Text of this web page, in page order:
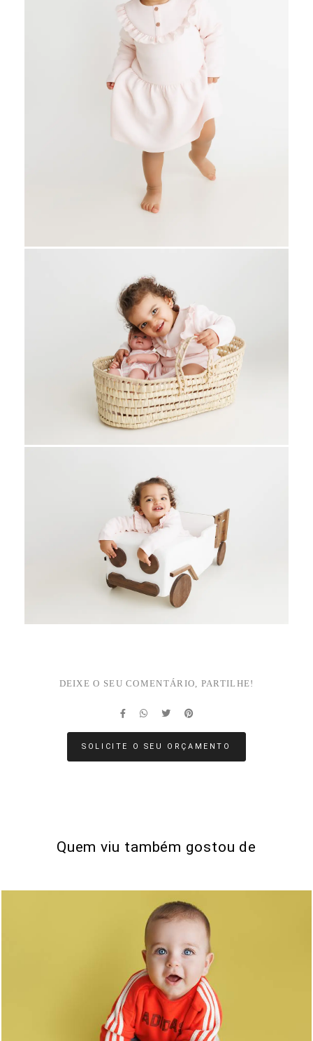
DEIXE O SEU COMENTÁRIO, PARTILHE!
SOLICITE O SEU ORÇAMENTO
Quem viu também gostou de